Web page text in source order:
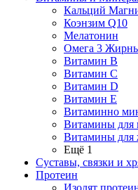
Кальций
Коэнзим Q10
Мелатонин
Омега 3
Витамин B
Витамин C
Витамин D
Витамин E
Витаминно
Витамины для
Витамины
Ещё 1
Суставы, связки и
Протеин
Изолят